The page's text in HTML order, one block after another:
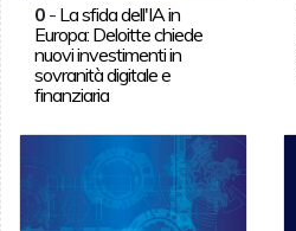
0- La sfida dell'IA in
Europa: Deloitte chiede
nuovi investimenti in
sovranità digitale e
finanziaria